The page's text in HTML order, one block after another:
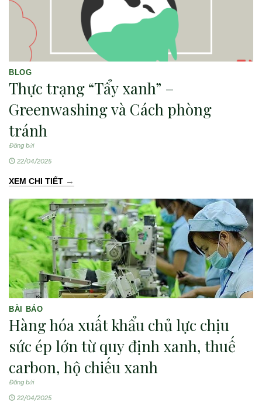
BLOG
Thực trạng “Tẩy xanh” –
Greenwashing và Cách phòng
tránh
Đăng bởi
22/04/2025
XEM CHI TIẾT →
BÀI BÁO
Hàng hóa xuất khẩu chủ lực chịu
sức ép lớn từ quy định xanh, thuế
carbon, hộ chiếu xanh
Đăng bởi
22/04/2025